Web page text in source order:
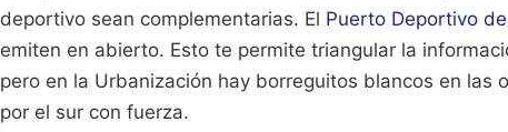
deportivo sean complementarias. El Puerto Deportivo
emiten en abierto. Esto te permite triangular la
pero en la Urbanización hay borreguitos blancos en las
por el sur con fuerza.